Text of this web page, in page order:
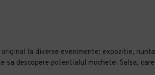
la diverse evenimente: expozitie,
descopere potentialul mochetei Salsa,